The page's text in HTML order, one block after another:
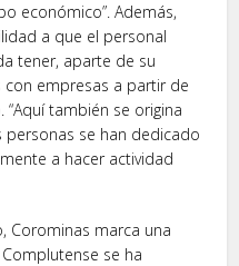
económico”. Además,
a que el personal
tener, aparte de su
empresas a partir de
también se origina
personas se han dedicado
a hacer actividad
Corominas marca una
se ha